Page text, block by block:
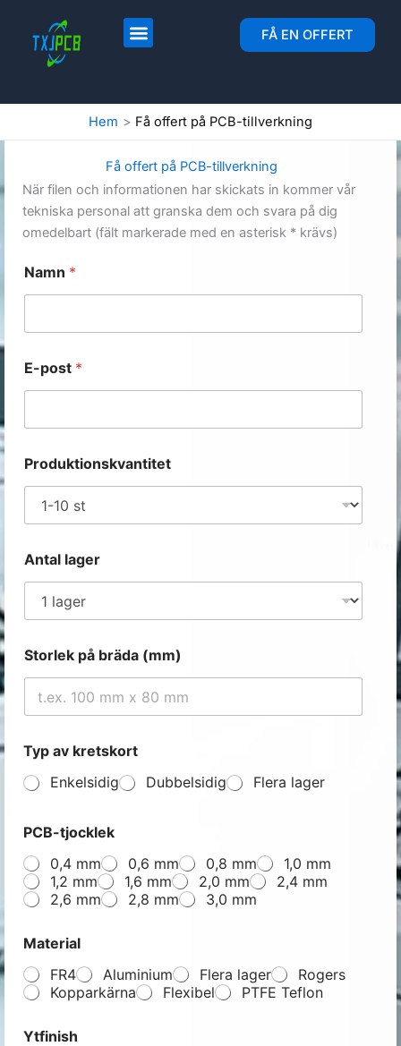
innehåll
FÅ EN OFFERT
Hem Få offert på PCB-tillverkning
Få offert på PCB-tillverkning
När filen och informationen har skickats in kommer vår
tekniska personal att granska dem och svara på dig
omedelbart (fält markerade med en asterisk * krävs)
Namn *
E-post *
Produktionskvantitet
Antal lager
Storlek på bräda (mm)
Typ av kretskort
Enkelsidig
Dubbelsidig Flera lager
PCB-tjocklek
0,4 mm
0,6 mm 0,8 mm
1,0 mm
1,2 mm
1,6 mm 2,0 mm
2,4 mm
2,6 mm
2,8 mm 3,0 mm
Material
FR4
Aluminium Flera lager
Rogers
Kopparkärna
Flexibel PTFE Teflon
Ytfinish